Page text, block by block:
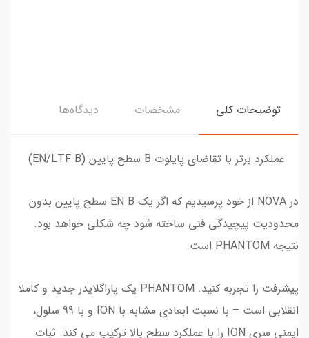
توضیحات کلی مشخصات دیدگاه‌ها
عملکرد برتر با تقاضای پایلوت B سطح پایین (EN/LTF B)
در NOVA از خود پرسیدیم که اگر یک EN B سطح پایین بدون
محدودیت پیچیدگی فنی ساخته شود چه شکلی خواهد بود.
نتیجه PHANTOM است.
پیشرفت را تجربه کنید. PHANTOM یک پاراگلایدر جدید و کاملا
انقلابی است – با نسبت ابعادی مشابه با ION و با 99 سلول،
ایمنی سری ION را با عملکرد سطح بالا ترکیب می کند. ثبات